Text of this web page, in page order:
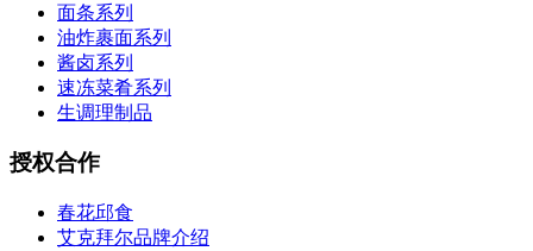
面条系列
油炸裹面系列
酱卤系列
速冻菜肴系列
生调理制品
授权合作
春花邱食
艾克拜尔品牌介绍